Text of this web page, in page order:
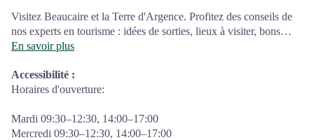
Visitez Beaucaire et la Terre d'Argence. Profitez des conseils de
nos experts en tourisme : idées de sorties, lieux à visiter, bons
plans pour rendre vos vacances inoubliables !
Patrimoine, à nous téléphoner ou nous contacter sur les réseaux
sociaux !
En savoir plus
Accessibilité :
Horaires d'ouverture:
Mardi 09:30–12:30, 14:00–17:00
Mercredi 09:30–12:30, 14:00–17:00